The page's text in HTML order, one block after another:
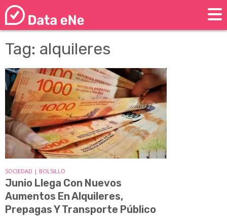
Tag: alquileres
SOCIEDAD | BOLSILLO
Junio Llega Con Nuevos
Aumentos En Alquileres,
Prepagas Y Transporte Público